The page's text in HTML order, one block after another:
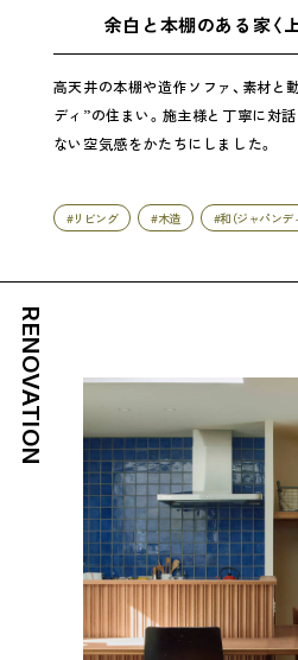
余白と本棚のある家〈
高天井の本棚や造作ソファ、素材と
ディ”の住まい。施主様と丁寧に対
ない空気感をかたちにしました。
#リビング #木造 #和（ジャパンデ
RENOVATION